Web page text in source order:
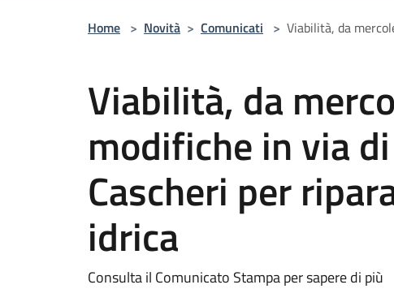
Home > Novità > Comunicati > Viabilità, da
Viabilità, da
modifiche in via
Cascheri per
idrica
Consulta il Comunicato Stampa per sapere di più